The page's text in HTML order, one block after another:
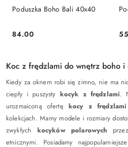
Poduszka Boho Bali 40x40
Cena:
84.00
Koc z frędzlami do wnętrz boho i
Kiedy za oknem robi się zimno, nie ma
ciepły i puszysty kocyk z frędzlami.
urozmaiconą ofertę kocy z
kolekcjach. Mamy modele i rozmiary
zwykłych kocyków polarowych
etnicznymi. Posiadamy